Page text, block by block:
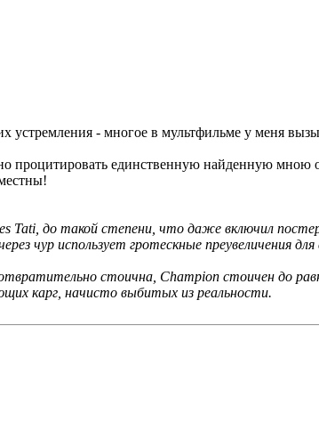
устремления - многое в мультфильме у меня
процитировать единственную найденную мною
Tati, до такой степени, что даже включил
чур использует гротескные
стоична, Champion стоичен до
карг, начисто выбитых из реальности.